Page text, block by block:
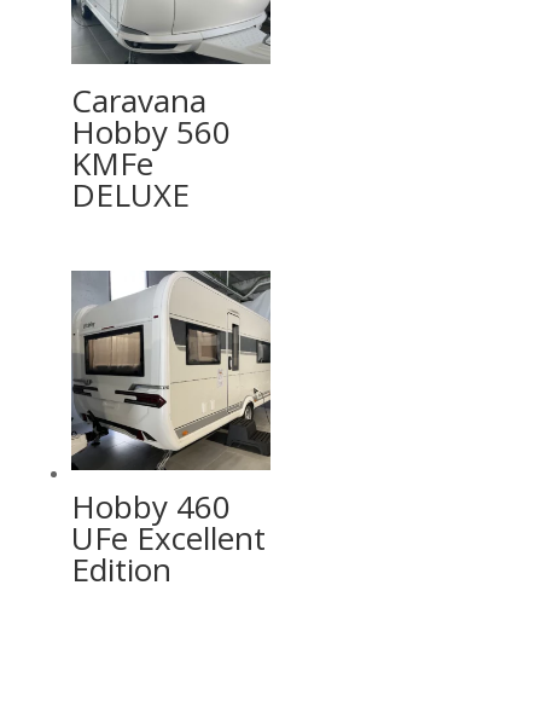
Caravana
Hobby 560
KMFe
DELUXE
Hobby 460
UFe Excellent
Edition